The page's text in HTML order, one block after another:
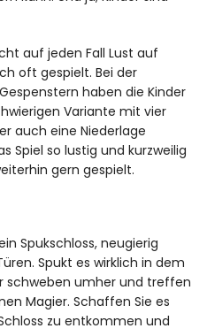
auf jeden Fall Lust auf
oft gespielt. Bei der
haben die Kinder
Variante mit vier
auch eine Niederlage
Spiel so lustig und kurzweilig
gern gespielt.
Spukschloss, neugierig
Spukt es wirklich in dem
schweben umher und treffen
Magier. Schaffen Sie es
zu entkommen und